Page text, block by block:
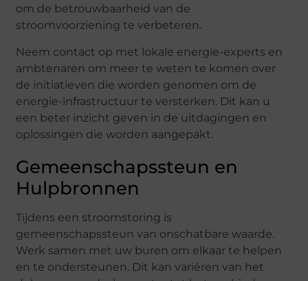
om de betrouwbaarheid van de
stroomvoorziening te verbeteren.
Neem contact op met lokale energie-experts en
ambtenaren om meer te weten te komen over
de initiatieven die worden genomen om de
energie-infrastructuur te versterken. Dit kan u
een beter inzicht geven in de uitdagingen en
oplossingen die worden aangepakt.
Gemeenschapssteun en
Hulpbronnen
Tijdens een stroomstoring is
gemeenschapssteun van onschatbare waarde.
Werk samen met uw buren om elkaar te helpen
en te ondersteunen. Dit kan variëren van het